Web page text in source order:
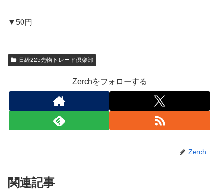
▼50円
日経225先物トレード倶楽部
Zerchをフォローする
Zerch
関連記事